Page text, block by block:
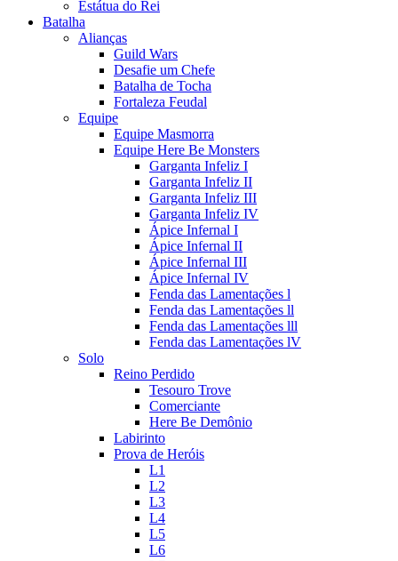
Estátua do Rei
Batalha
Alianças
Guild Wars
Desafie um Chefe
Batalha de Tocha
Fortaleza Feudal
Equipe
Equipe Masmorra
Equipe Here Be Monsters
Garganta Infeliz I
Garganta Infeliz II
Garganta Infeliz III
Garganta Infeliz IV
Ápice Infernal I
Ápice Infernal II
Ápice Infernal III
Ápice Infernal IV
Fenda das Lamentações l
Fenda das Lamentações ll
Fenda das Lamentações lll
Fenda das Lamentações lV
Solo
Reino Perdido
Tesouro Trove
Comerciante
Here Be Demônio
Labirinto
Prova de Heróis
L1
L2
L3
L4
L5
L6